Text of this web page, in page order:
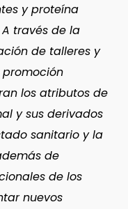
y proteína
través de la
de talleres y
los atributos de
y sus derivados
sanitario y la
de
de los
nuevos